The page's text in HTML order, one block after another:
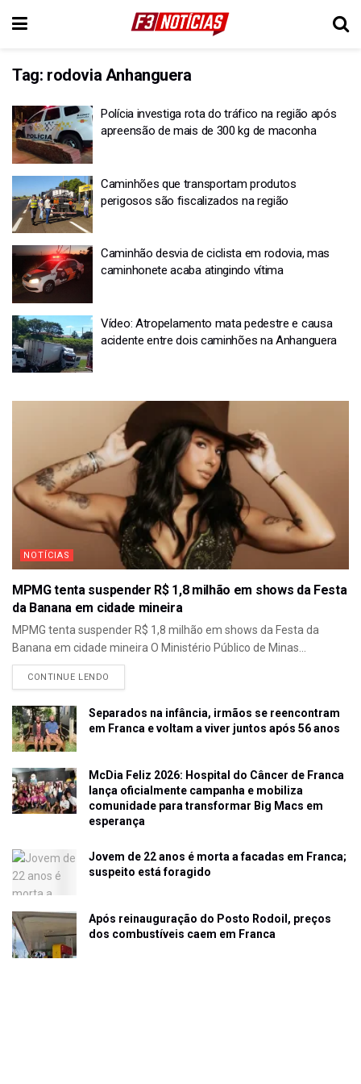
Tag: rodovia Anhanguera
Polícia investiga rota do tráfico na região após
apreensão de mais de 300 kg de maconha
Caminhões que transportam produtos
perigosos são fiscalizados na região
Caminhão desvia de ciclista em rodovia, mas
caminhonete acaba atingindo vítima
Vídeo: Atropelamento mata pedestre e causa
acidente entre dois caminhões na Anhanguera
NOTÍCIAS
MPMG tenta suspender R$ 1,8 milhão em shows da Festa
da Banana em cidade mineira
MPMG tenta suspender R$ 1,8 milhão em shows da Festa da
Banana em cidade mineira O Ministério Público de Minas...
CONTINUE LENDO
Separados na infância, irmãos se reencontram
em Franca e voltam a viver juntos após 56 anos
McDia Feliz 2026: Hospital do Câncer de Franca
lança oficialmente campanha e mobiliza
comunidade para transformar Big Macs em
esperança
Jovem de 22 anos é morta a facadas em Franca;
suspeito está foragido
Após reinauguração do Posto Rodoil, preços
dos combustíveis caem em Franca